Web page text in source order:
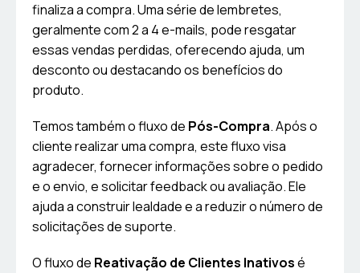
finaliza a compra. Uma série de lembretes,
geralmente com 2 a 4 e-mails, pode resgatar
essas vendas perdidas, oferecendo ajuda, um
desconto ou destacando os benefícios do
produto.
Temos também o fluxo de Pós-Compra. Após o
cliente realizar uma compra, este fluxo visa
agradecer, fornecer informações sobre o pedido
e o envio, e solicitar feedback ou avaliação. Ele
ajuda a construir lealdade e a reduzir o número de
solicitações de suporte.
O fluxo de Reativação de Clientes Inativosé